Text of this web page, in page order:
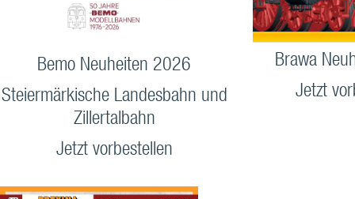
Bemo Neuheiten 2026
Steiermärkische Landesbahn und
Zillertalbahn
Jetzt vorbestellen
Brawa
Jetzt